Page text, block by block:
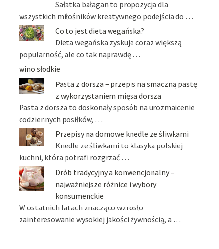
Sałatka bałagan to propozycja dla
wszystkich miłośników kreatywnego podejścia do …
Co to jest dieta wegańska?
Dieta wegańska zyskuje coraz większą
popularność, ale co tak naprawdę …
wino słodkie
Pasta z dorsza – przepis na smaczną pastę
z wykorzystaniem mięsa dorsza
Pasta z dorsza to doskonały sposób na urozmaicenie
codziennych posiłków, …
Przepisy na domowe knedle ze śliwkami
Knedle ze śliwkami to klasyka polskiej
kuchni, która potrafi rozgrzać …
Drób tradycyjny a konwencjonalny –
najważniejsze różnice i wybory
konsumenckie
W ostatnich latach znacząco wzrosło
zainteresowanie wysokiej jakości żywnością, a …